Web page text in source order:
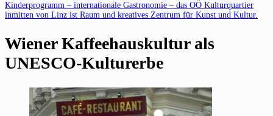
Kinderprogramm – internationale Gastronomie – das OÖ Kulturquartier
inmitten von Linz ist Raum und kreatives Zentrum für Kunst und Kultur.
Wiener Kaffeehauskultur als
UNESCO-Kulturerbe